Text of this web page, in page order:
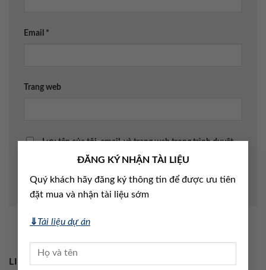
ĐĂNG KÝ NHẬN TÀI LIỆU
Quý khách hãy đăng ký thông tin để được ưu tiên
đặt mua và nhận tài liệu sớm
⇓Tài liệu dự án
Email *
Trang web
Lưu tên của tôi, email, và trang web trong trình duyệt
này cho lần bình luận kế tiếp của tôi.
LIÊN HỆ THÔNG TIN